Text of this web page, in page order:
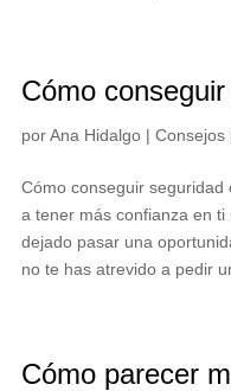
Cómo
porAna Hidalgo |Consejos
Cómo conseguir
a tener más confianza en
dejado pasar una
no te has atrevido a pedir
Cómo parecer